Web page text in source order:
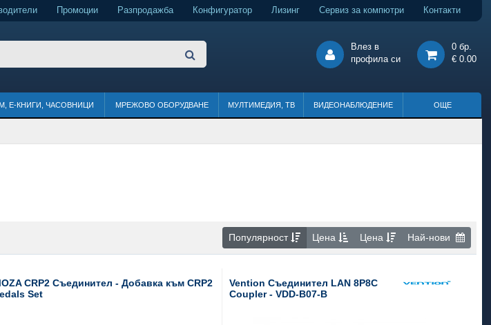
Промоции Разпродажба Конфигуратор Лизинг Сервиз за компютри Контакти
Влез в
профила си
0 бр.
€ 0.00
Е-КНИГИ, ЧАСОВНИЦИ МРЕЖОВО ОБОРУДВАНЕ МУЛТИМЕДИЯ, ТВ ВИДЕОНАБЛЮДЕНИЕ ОЩЕ
Популярност Цена Цена Най-нови
CRP2 Съединител - Добавка към CRP2
Set
Vention Съединител LAN 8P8C
Coupler - VDD-B07-B